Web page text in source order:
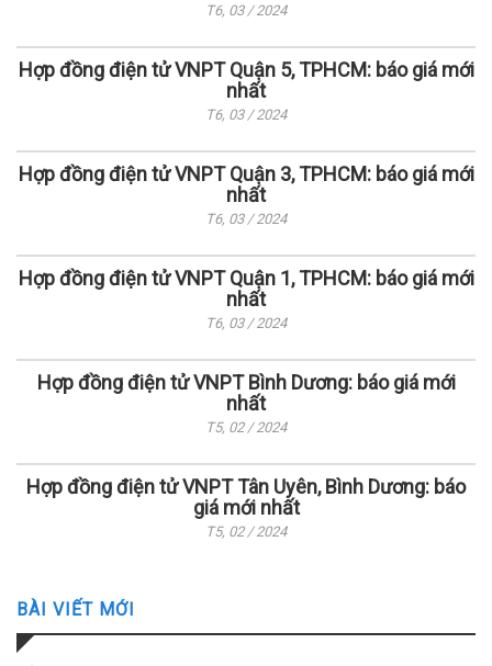
T6, 03 / 2024
Hợp đồng điện tử VNPT Quận 5, TPHCM: báo giá mới
nhất
T6, 03 / 2024
Hợp đồng điện tử VNPT Quận 3, TPHCM: báo giá mới
nhất
T6, 03 / 2024
Hợp đồng điện tử VNPT Quận 1, TPHCM: báo giá mới
nhất
T6, 03 / 2024
Hợp đồng điện tử VNPT Bình Dương: báo giá mới
nhất
T5, 02 / 2024
Hợp đồng điện tử VNPT Tân Uyên, Bình Dương: báo
giá mới nhất
T5, 02 / 2024
BÀI VIẾT MỚI